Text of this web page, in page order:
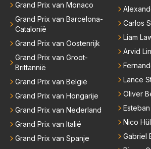
Grand Prix van Monaco
Grand Prix van Barcelona-
Catalonië
Grand Prix van Oostenrijk
Grand Prix van Groot-
Brittannië
Grand Prix van België
Grand Prix van Hongarije
Grand Prix van Nederland
Grand Prix van Italië
Grand Prix van Spanje
Carlos
Liam
Arvid
Lance
Oliver
Nico
Gabriel